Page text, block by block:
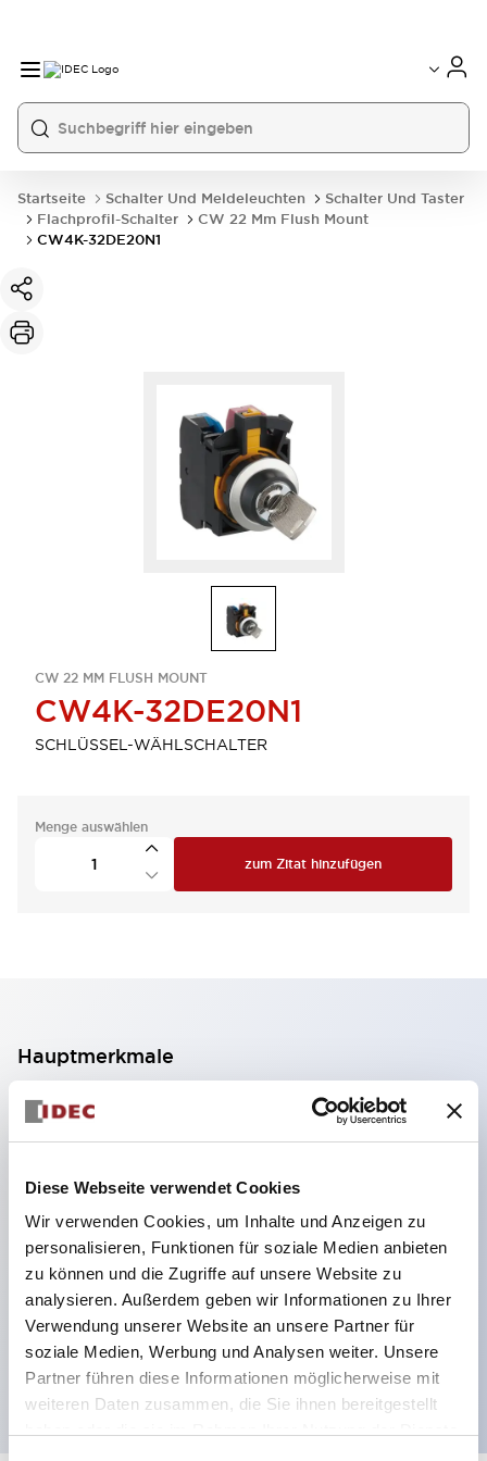
Diese Webseite verwendet Cookies
Wir verwenden Cookies, um Inhalte und Anzeigen zu
personalisieren, Funktionen für soziale Medien anbieten
zu können und die Zugriffe auf unsere Website zu
analysieren. Außerdem geben wir Informationen zu Ihrer
Verwendung unserer Website an unsere Partner für
soziale Medien, Werbung und Analysen weiter. Unsere
Partner führen diese Informationen möglicherweise mit
weiteren Daten zusammen, die Sie ihnen bereitgestellt
Startseite Schalter Und Meldeleuchten
Schalter Und Taster
Flachprofil-Schalter
CW 22 Mm Flush Mount
CW4K-32DE20N1
CW 22 MM FLUSH MOUNT
CW4K-32DE20N1
SCHLÜSSEL-WÄHLSCHALTER
Menge auswählen
zum Zitat hinzufügen
Hauptmerkmale
2-Kontakt-Block mit 2 Stufen, ermöglicht eine 4-
Kontakt-Konfiguration (Gewährleistung der
Isolierung zwischen den 2 Kontakten).
59,9 mm (※ 22-stufiger Kontaktblock).
Platzsparendes Design möglich.
Sicherheitsstruktur der 3. Generation: 2-Aktions-
Freisetzung, integrierter Schutz, IP20-
Fingerschutzstruktur